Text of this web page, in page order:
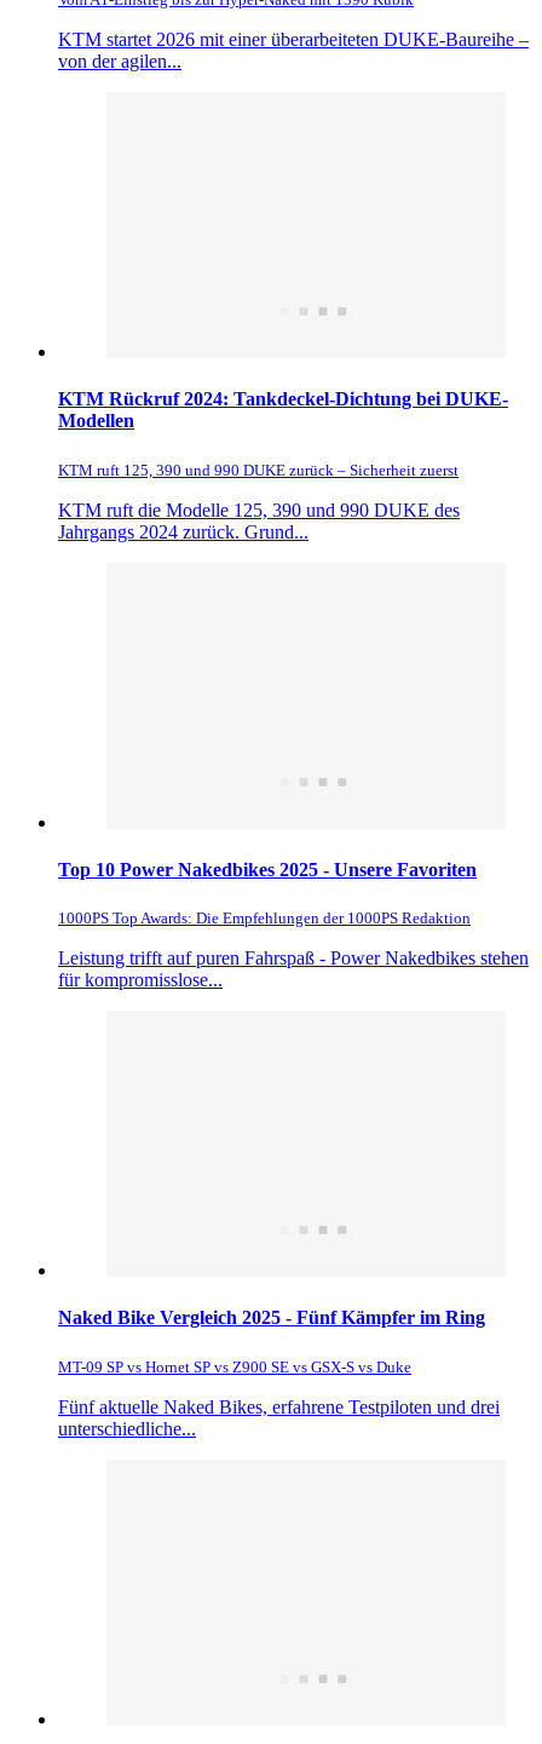
KTM startet 2026 mit einer überarbeiteten DUKE-Baureihe –
von der agilen...
KTM Rückruf 2024: Tankdeckel-Dichtung bei DUKE-
Modellen
KTM ruft 125, 390 und 990 DUKE zurück – Sicherheit zuerst
KTM ruft die Modelle 125, 390 und 990 DUKE des
Jahrgangs 2024 zurück. Grund...
Top 10 Power Nakedbikes 2025 - Unsere Favoriten
1000PS Top Awards: Die Empfehlungen der 1000PS Redaktion
Leistung trifft auf puren Fahrspaß - Power Nakedbikes stehen
für kompromisslose...
Naked Bike Vergleich 2025 - Fünf Kämpfer im Ring
MT-09 SP vs Hornet SP vs Z900 SE vs GSX-S vs Duke
Fünf aktuelle Naked Bikes, erfahrene Testpiloten und drei
unterschiedliche...